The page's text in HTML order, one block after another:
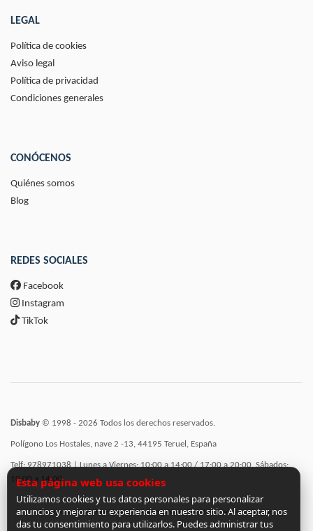
LEGAL
Política de cookies
Aviso legal
Política de privacidad
Condiciones generales
CONÓCENOS
Quiénes somos
Blog
REDES SOCIALES
Facebook
Instagram
TikTok
Disbaby © 1998 - 2026 Todos los derechos reservados.
Polígono Los Hostales, nave 2 -13, 44195 Teruel, España
Telf: 978971038 | Lunes a Viernes: 10:00 a 14:00 / 17:00 a 20:00, Sábados:
10:00 a 14:00
Incorporación de funcionalidades semánticas a la web subvencionadas por:
Esta página web usa cookies
Utilizamos cookies y tus datos personales para personalizar
anuncios y mejorar tu experiencia en nuestro sitio. Al aceptar, nos
das tu consentimiento para utilizarlos. Puedes administrar tus